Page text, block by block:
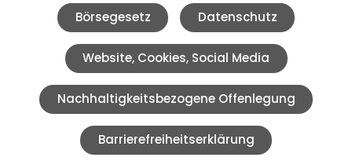
Börsegesetz Datenschutz
Website, Cookies, Social Media
Nachhaltigkeitsbezogene Offenlegung
Barrierefreiheitserklärung